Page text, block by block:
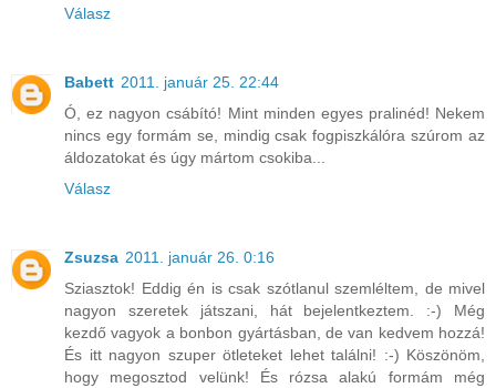
Válasz
Babett 2011. január 25. 22:44
Ó, ez nagyon csábító! Mint minden egyes pralinéd! Nekem
nincs egy formám se, mindig csak fogpiszkálóra szúrom az
áldozatokat és úgy mártom csokiba...
Válasz
Zsuzsa 2011. január 26. 0:16
Sziasztok! Eddig én is csak szótlanul szemléltem, de mivel
nagyon szeretek játszani, hát bejelentkeztem. :-) Még
kezdő vagyok a bonbon gyártásban, de van kedvem hozzá!
És itt nagyon szuper ötleteket lehet találni! :-) Köszönöm,
hogy megosztod velünk! És rózsa alakú formám még